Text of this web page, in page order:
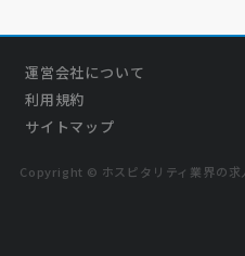
運営会社について
利用規約
サイトマップ
Copyright © ホスピタリティ業界の求